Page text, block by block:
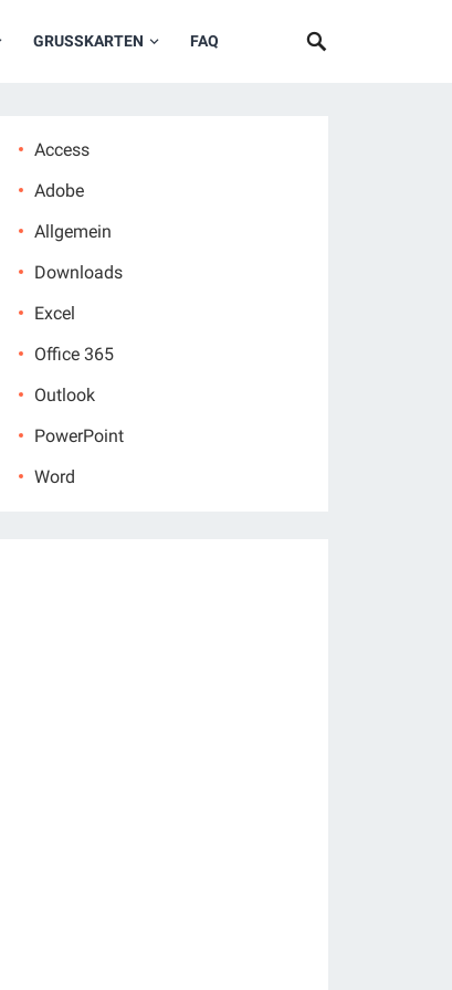
GRUSSKARTEN FAQ
Access
Adobe
Allgemein
Downloads
Excel
Office 365
Outlook
PowerPoint
Word